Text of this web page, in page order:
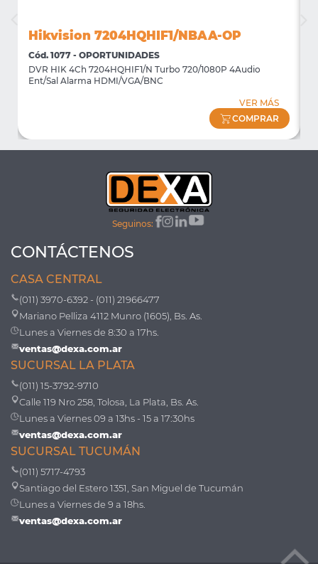
Hikvision 7204HQHIF1/NBAA-OP
Cód. 1077 - OPORTUNIDADES
DVR HIK 4Ch 7204HQHIF1/N Turbo 720/1080P 4Audio
Ent/Sal Alarma HDMI/VGA/BNC
VER MÁS
COMPRAR
Seguinos:
CONTÁCTENOS
CASA CENTRAL
(011) 3970-6392 - (011) 21966477
Mariano Pelliza 4112 Munro (1605), Bs. As.
Lunes a Viernes de 8:30 a 17hs.
ventas@dexa.com.ar
SUCURSAL LA PLATA
(011) 15-3792-9710
Calle 119 Nro 258, Tolosa, La Plata, Bs. As.
Lunes a Viernes 09 a 13hs - 15 a 17:30hs
ventas@dexa.com.ar
SUCURSAL TUCUMÁN
(011) 5717-4793
Santiago del Estero 1351, San Miguel de Tucumán
Lunes a Viernes de 9 a 18hs.
ventas@dexa.com.ar